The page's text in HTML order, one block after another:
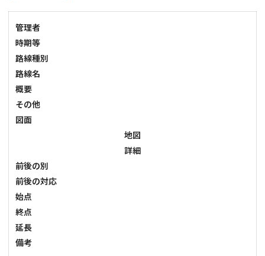
管理者
時期等
路線種別
路線名
概要
その他
図面
地図
詳細
前後の別
前後の対応
始点
終点
延長
備考